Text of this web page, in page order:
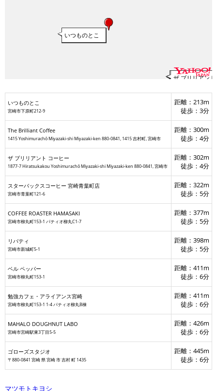
いつものとこ
The Brilliant
ザ ブリリアン
スターバックスコーヒー 宮崎青葉町店
いつものとこ
宮崎市下原町212-9
距離：213m
徒歩：3分
The Brilliant Coffee
1415 Yoshimurachō Miyazaki-shi Miyazaki-ken 880-0841, 1415 吉村町, 宮崎市
距離：300m
徒歩：4分
ザ ブリリアント コーヒー
1877-7 Hiratsukakou Yoshimurachō Miyazaki-shi Miyazaki-ken 880-0841, 宮崎市
距離：302m
徒歩：4分
スターバックスコーヒー 宮崎青葉町店
宮崎市青葉町121-6
距離：322m
徒歩：5分
COFFEE ROASTER HAMASAKI
宮崎市柳丸町153-1 パティオ柳丸C1-7
距離：377m
徒歩：5分
リバティ
宮崎市新城町5-1
距離：398m
徒歩：5分
ベル ペッパー
宮崎市柳丸町153-1
距離：411m
徒歩：6分
勉強カフェ・アライアンス宮崎
宮崎市柳丸町153-1 1-4 パティオ柳丸B棟
距離：411m
徒歩：6分
MAHALO DOUGHNUT LABO
宮崎市宮崎駅東3丁目5-5
距離：426m
徒歩：6分
ゴローズスタジオ
〒880-0841 宮崎 県 宮崎 市 吉村 町 1435
距離：445m
徒歩：6分
マツモトキヨシ